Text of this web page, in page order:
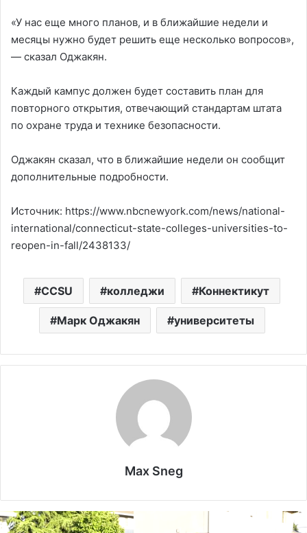
«У нас еще много планов, и в ближайшие недели и
месяцы нужно будет решить еще несколько вопросов»,
— сказал Оджакян.
Каждый кампус должен будет составить план для
повторного открытия, отвечающий стандартам штата
по охране труда и технике безопасности.
Оджакян сказал, что в ближайшие недели он сообщит
дополнительные подробности.
Источник: https://www.nbcnewyork.com/news/national-
international/connecticut-state-colleges-universities-to-
reopen-in-fall/2438133/
CCSU колледжи Коннектикут
Марк Оджакян университеты
Max Sneg